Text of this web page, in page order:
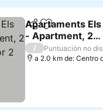
Compartir
Añadir a
Apartaments
- Apartment, 2
einzelbetten
People)
/
Puntuación no
a 2.0 km de: Centro